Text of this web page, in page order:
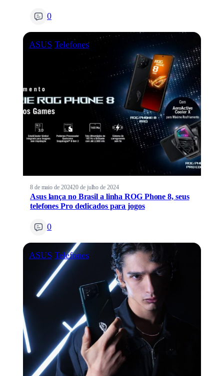
0
ASUS Telefones
8 de maio de 202420 de julho de 2024
Asus lança no Brasil a linha ROG Phone 8, seus
telefones Pro dedicados para jogos
0
ASUS Telefones